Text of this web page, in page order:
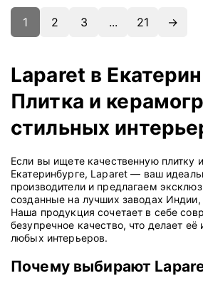
1 2 3 ... 21 →
Laparet в
Плитка и
стильных
Если вы ищете качественную плитку
Екатеринбурге, Laparet — ваш
производители и предлагаем
созданные на лучших заводах
Наша продукция сочетает в себе
безупречное качество, что делает её
любых интерьеров.
Почему выбирают